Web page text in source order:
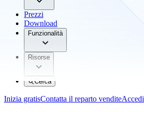
Prezzi
Download
Funzionalità
Risorse
Cerca
Inizia gratisContatta il reparto venditeAccedi